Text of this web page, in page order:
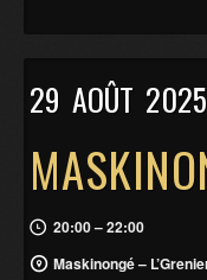
29 AOÛT 2025
20:00 – 22:00
Maskinongé –